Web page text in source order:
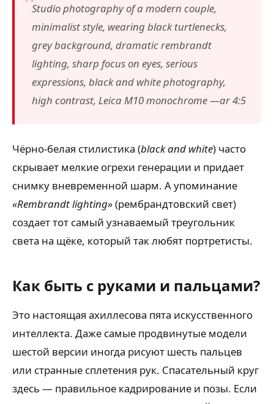
Studio photography of a modern couple,
minimalist style, wearing black turtlenecks,
grey background, dramatic rembrandt
lighting, sharp focus on eyes, serious
expressions, black and white photography,
high contrast, Leica M10 monochrome —ar 4:5
Чёрно-белая стилистика (black and white) часто
скрывает мелкие огрехи генерации и придает
снимку вневременной шарм. А упоминание
«Rembrandt lighting»(рембрандтовский свет)
создает тот самый узнаваемый треугольник
света на щёке, который так любят портретисты.
Как быть с руками и пальцами?
Это настоящая ахиллесова пята искусственного
интеллекта. Даже самые продвинутые модели
шестой версии иногда рисуют шесть пальцев
или странные сплетения рук. Спасательный круг
здесь — правильное кадрирование и позы. Если